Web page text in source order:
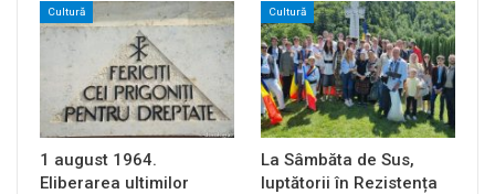
Cultură
1 august 1964.
Eliberarea ultimilor
Cultură
La Sâmbăta de Sus,
luptătorii în Rezistența